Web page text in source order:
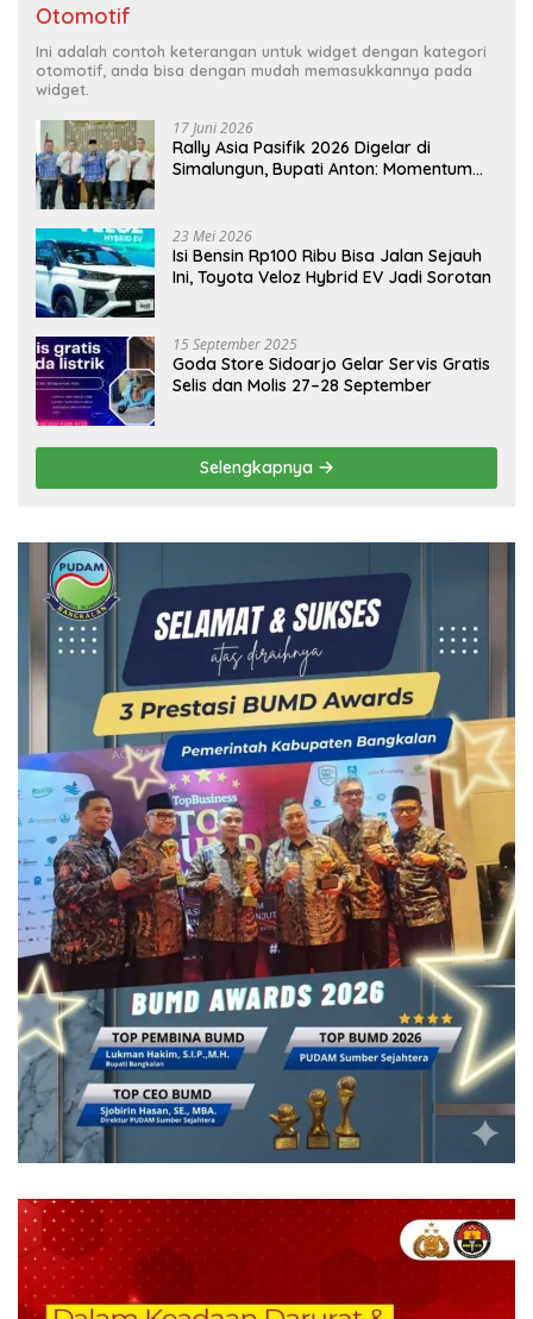
Otomotif
Ini adalah contoh keterangan untuk widget dengan kategori
otomotif, anda bisa dengan mudah memasukkannya pada
widget.
17 Juni 2026
Rally Asia Pasifik 2026 Digelar di
Simalungun, Bupati Anton: Momentum
23 Mei 2026
Isi Bensin Rp100 Ribu Bisa Jalan Sejauh
Ini, Toyota Veloz Hybrid EV Jadi Sorotan
15 September 2025
Goda Store Sidoarjo Gelar Servis Gratis
Selis dan Molis 27–28 September
Selengkapnya